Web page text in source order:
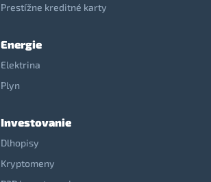
Prestížne kreditné karty
Energie
Elektrina
Plyn
Investovanie
Dlhopisy
Kryptomeny